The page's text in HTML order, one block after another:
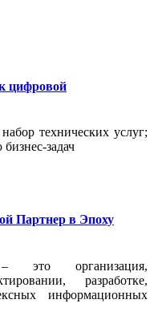
цифровой
технических услуг;
задач
Партнер в Эпоху
это организация,
разработке,
информационных